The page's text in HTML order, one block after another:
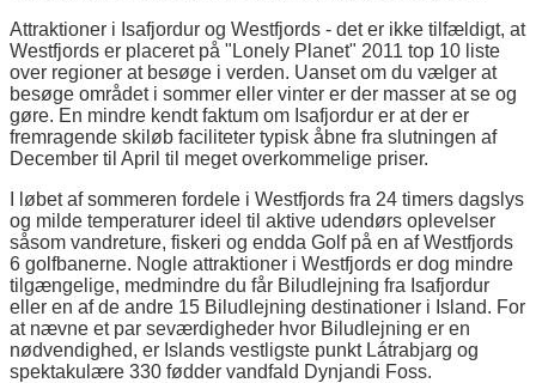
Attraktioner i Isafjordur og Westfjords - det er ikke tilfældigt, at
Westfjords er placeret på "Lonely Planet" 2011 top 10 liste
over regioner at besøge i verden. Uanset om du vælger at
besøge området i sommer eller vinter er der masser at se og
gøre. En mindre kendt faktum om Isafjordur er at der er
fremragende skiløb faciliteter typisk åbne fra slutningen af
December til April til meget overkommelige priser.
I løbet af sommeren fordele i Westfjords fra 24 timers dagslys
og milde temperaturer ideel til aktive udendørs oplevelser
såsom vandreture, fiskeri og endda Golf på en af Westfjords
6 golfbanerne. Nogle attraktioner i Westfjords er dog mindre
tilgængelige, medmindre du får Biludlejning fra Isafjordur
eller en af de andre 15 Biludlejning destinationer i Island. For
at nævne et par seværdigheder hvor Biludlejning er en
nødvendighed, er Islands vestligste punkt Látrabjarg og
spektakulære 330 fødder vandfald Dynjandi Foss.